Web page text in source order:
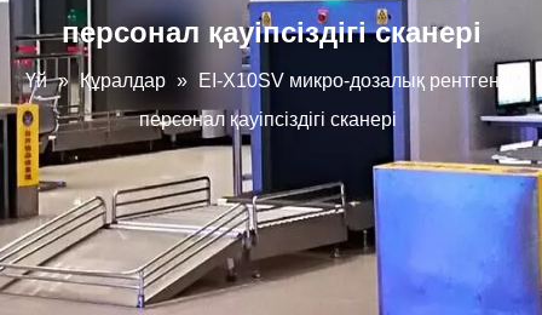
персонал қауіпсіздігі сканері
Үй » Құралдар »
EI-X10SV микро-дозалық рентгендік
персонал қауіпсіздігі сканері